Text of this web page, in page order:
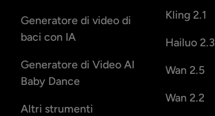
Generatore di video di
baci con IA
Generatore di Video AI
Baby Dance
Altri strumenti
Kling 2.1
Hailuo 2.3
Wan 2.5
Wan 2.2